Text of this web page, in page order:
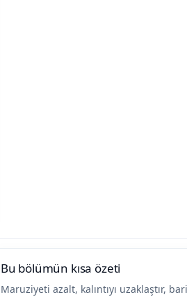
Bu bölümün kısa özeti
Maruziyeti azalt, kalıntıyı uzaklaştır,